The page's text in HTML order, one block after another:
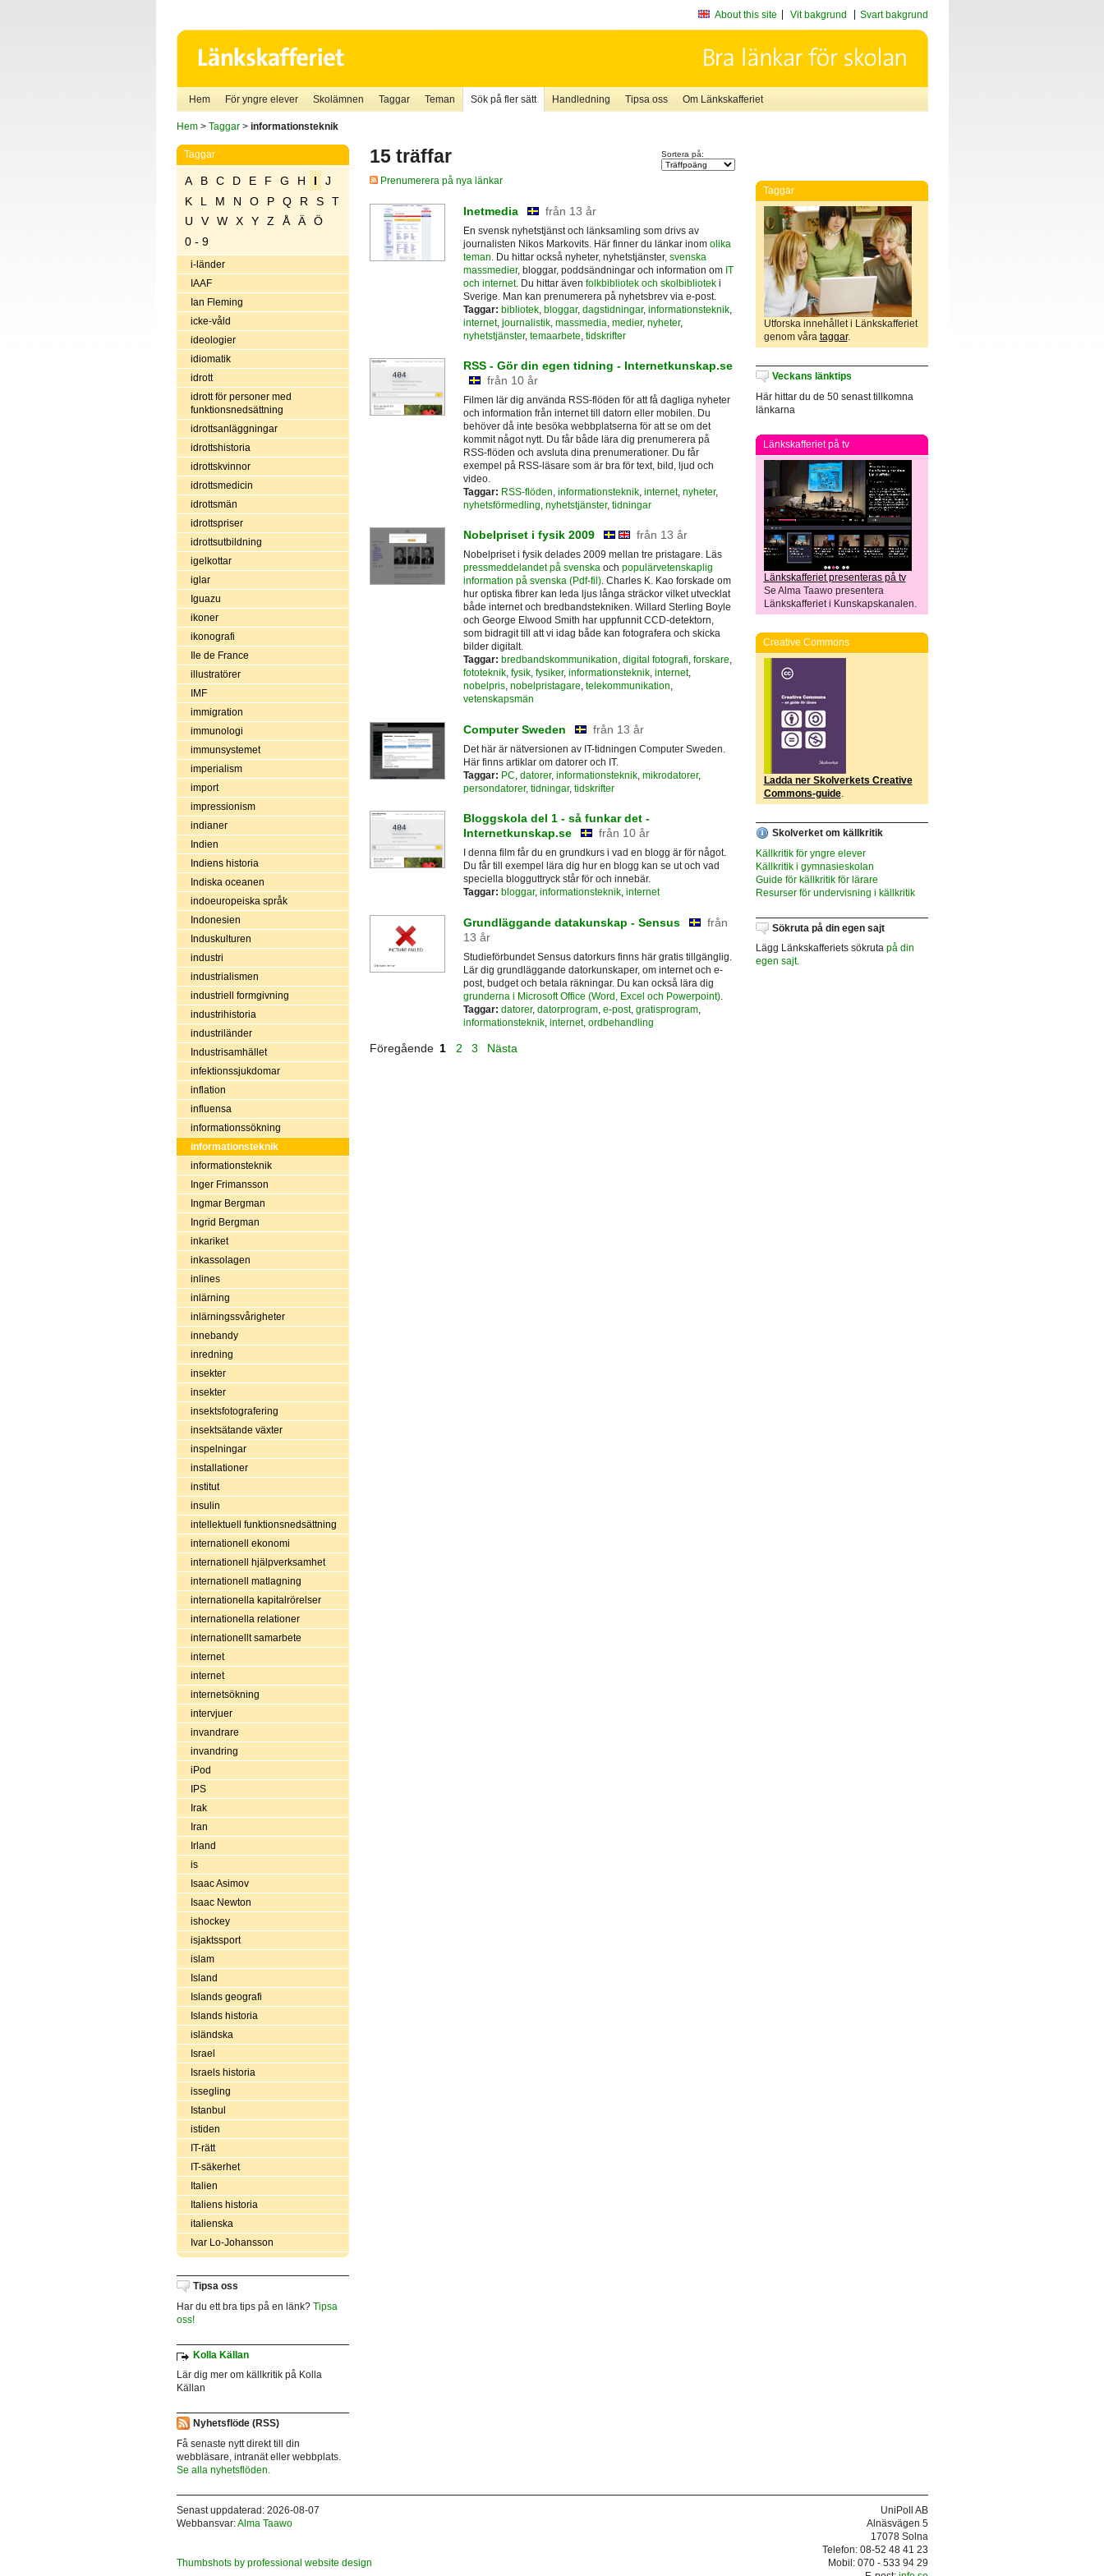
About this site Vit bakgrund Svart bakgrund
Hem För yngre elever Skolämnen Taggar Teman Sök på fler sätt Handledning Tipsa oss Om Länkskafferiet
Hem> Taggar> informationsteknik
Taggar
A B C D E F G H I
J
K
L M N O P Q R S
T
U
V W X Y Z Å Ä
Ö
0 - 9
i-länder
IAAF
Ian Fleming
icke-våld
ideologier
idiomatik
idrott
idrott för personer med
funktionsnedsättning
idrottsanläggningar
idrottshistoria
idrottskvinnor
idrottsmedicin
idrottsmän
idrottspriser
idrottsutbildning
igelkottar
iglar
Iguazu
ikoner
ikonografi
Ile de France
illustratörer
IMF
immigration
immunologi
immunsystemet
imperialism
import
impressionism
indianer
Indien
Indiens historia
Indiska oceanen
indoeuropeiska språk
Indonesien
Induskulturen
industri
industrialismen
industriell formgivning
industrihistoria
industriländer
Industrisamhället
infektionssjukdomar
inflation
influensa
informationssökning
informationsteknik
informationsteknik
Inger Frimansson
Ingmar Bergman
Ingrid Bergman
inkariket
inkassolagen
inlines
inlärning
inlärningssvårigheter
innebandy
inredning
insekter
insekter
insektsfotografering
insektsätande växter
inspelningar
installationer
institut
insulin
intellektuell funktionsnedsättning
internationell ekonomi
internationell hjälpverksamhet
internationell matlagning
internationella kapitalrörelser
internationella relationer
internationellt samarbete
internet
internet
internetsökning
intervjuer
invandrare
invandring
iPod
IPS
Irak
Iran
Irland
is
Isaac Asimov
Isaac Newton
ishockey
isjaktssport
islam
Island
Islands geografi
Islands historia
isländska
Israel
Israels historia
issegling
Istanbul
istiden
IT-rätt
IT-säkerhet
Italien
Italiens historia
italienska
Ivar Lo-Johansson
Tipsa oss
Har du ett bra tips på en länk? Tipsa
oss!
Kolla Källan
Lär dig mer om källkritik på Kolla
Källan
Nyhetsflöde (RSS)
Få senaste nytt direkt till din
webbläsare, intranät eller webbplats.
Se alla nyhetsflöden.
15 träffar Sortera på:
Prenumerera på nya länkar
Inetmedia från 13 år
En svensk nyhetstjänst och länksamling som drivs av
journalisten Nikos Markovits. Här finner du länkar inom olika
teman . Du hittar också nyheter, nyhetstjänster, svenska
massmedier, bloggar, poddsändningar och information om IT
och internet. Du hittar även folkbibliotek och skolbiblioteki
Sverige. Man kan prenumerera på nyhetsbrev via e-post.
Taggar: bibliotek, bloggar, dagstidningar, informationsteknik,
internet, journalistik, massmedia medier, nyheter,
nyhetstjänster, temaarbete tidskrifter
RSS - Gör din egen tidning - Internetkunskap.se
från 10 år
Filmen lär dig använda RSS-flöden för att få dagliga nyheter
och information från internet till datorn eller mobilen. Du
behöver då inte besöka webbplatserna för att se om det
kommit något nytt. Du får både lära dig prenumerera på
RSS-flöden och avsluta dina prenumerationer. Du får
exempel på RSS-läsare som är bra för text, bild, ljud och
video.
Taggar: RSS-flöden, informationsteknik, internet, nyheter,
nyhetsförmedling, nyhetstjänster, tidningar
Nobelpriset i fysik 2009 från 13 år
Nobelpriset i fysik delades 2009 mellan tre pristagare. Läs
pressmeddelandet på svenskaoch populärvetenskaplig
information på svenska (Pdf-fil). Charles K. Kao forskade om
hur optiska fibrer kan leda ljus långa sträckor vilket utvecklat
både internet och bredbandstekniken. Willard Sterling Boyle
och George Elwood Smith har uppfunnit CCD-detektorn,
som bidragit till att vi idag både kan fotografera och skicka
bilder digitalt.
Taggar: bredbandskommunikation, digital fotografi, forskare,
fototeknik, fysik, fysiker, informationsteknik, internet,
nobelpris, nobelpristagare, telekommunikation,
vetenskapsmän
Computer Sweden från 13 år
Det här är nätversionen av IT-tidningen Computer Sweden.
Här finns artiklar om datorer och IT.
Taggar: PC, datorer, informationsteknik, mikrodatorer,
persondatorer, tidningar, tidskrifter
Bloggskola del 1 - så funkar det -
Internetkunskap.se
från 10 år
I denna film får du en grundkurs i vad en blogg är för något.
Du får till exempel lära dig hur en blogg kan se ut och vad
speciella blogguttryck står för och innebär.
Taggar: bloggar, informationsteknik, internet
Grundläggande datakunskap - Sensus
från
13 år
Studieförbundet Sensus datorkurs finns här gratis tillgänglig.
Lär dig grundläggande datorkunskaper, om internet och e-
post, budget och betala räkningar. Du kan också lära dig
grunderna i Microsoft Office (Word, Excel och Powerpoint).
Taggar: datorer, datorprogram, e-post, gratisprogram,
informationsteknik, internet, ordbehandling
Föregående 1 2 3 Nästa
Taggar
Utforska innehållet i Länkskafferiet
genom våra taggar.
Veckans länktips
Här hittar du de 50 senast tillkomna
länkarna
Länkskafferiet på tv
Länkskafferiet presenteras på tv
Se Alma Taawo presentera
Länkskafferiet i Kunskapskanalen.
Creative Commons
Ladda ner Skolverkets Creative
Commons-guide.
Skolverket om källkritik
Källkritik för yngre elever
Källkritik i gymnasieskolan
Guide för källkritik för lärare
Resurser för undervisning i källkritik
Sökruta på din egen sajt
Lägg Länkskafferiets sökruta på din
egen sajt.
Senast uppdaterad: 2026-08-07
Webbansvar:Alma Taawo
Thumbshots by professional website design
UniPoll AB
Alnäsvägen 5
17078 Solna
Telefon: 08-52 48 41 23
Mobil: 070 - 533 94 29